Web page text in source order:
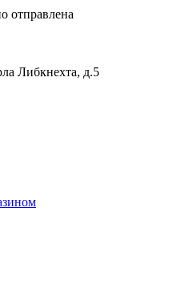
отправлена
Либкнехта, д.5